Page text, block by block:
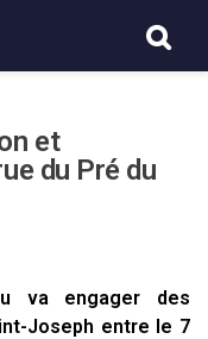
et
du Pré du
va engager des
Joseph entre le 7